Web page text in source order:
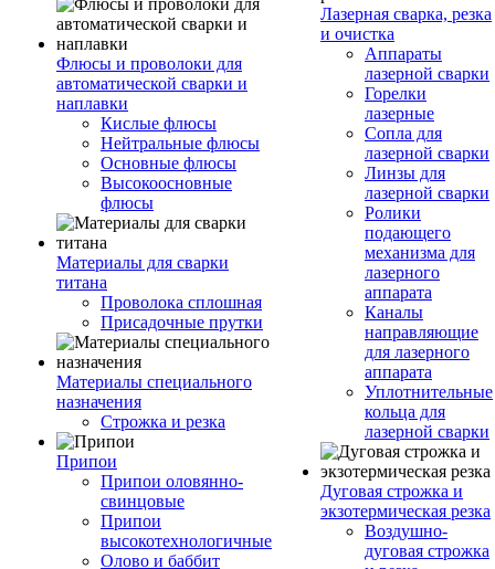
Флюсы и проволоки для
автоматической сварки и
наплавки
Кислые флюсы
Нейтральные флюсы
Основные флюсы
Высокоосновные
флюсы
Материалы для сварки
титана
Проволока сплошная
Присадочные прутки
Материалы специального
назначения
Строжка и резка
Припои
Припои оловянно-
свинцовые
Припои
высокотехнологичные
Олово и баббит
Лазерная сварка, резка
и очистка
Аппараты
лазерной сварки
Горелки
лазерные
Сопла для
лазерной сварки
Линзы для
лазерной сварки
Ролики
подающего
механизма для
лазерного
аппарата
Каналы
направляющие
для лазерного
аппарата
Уплотнительные
кольца для
лазерной сварки
Дуговая строжка и
экзотермическая резка
Воздушно-
дуговая строжка